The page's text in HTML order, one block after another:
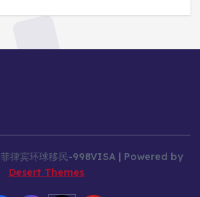
律宾环球移民-998VISA | Powered by
Desert Themes